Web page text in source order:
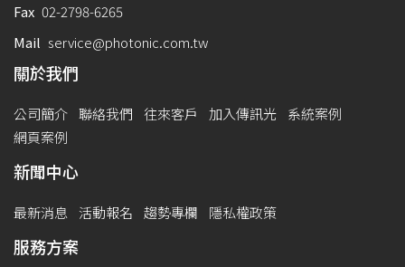
Fax 02-2798-6265
Mail service@photonic.com.tw
關於我們
公司簡介 聯絡我們 往來客戶 加入傳訊光
系統案例
網頁案例
新聞中心
最新消息 活動報名 趨勢專欄 隱私權政策
服務方案